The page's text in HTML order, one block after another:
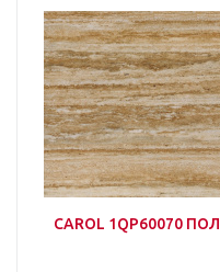
CAROL 1QP60070 ПОЛ